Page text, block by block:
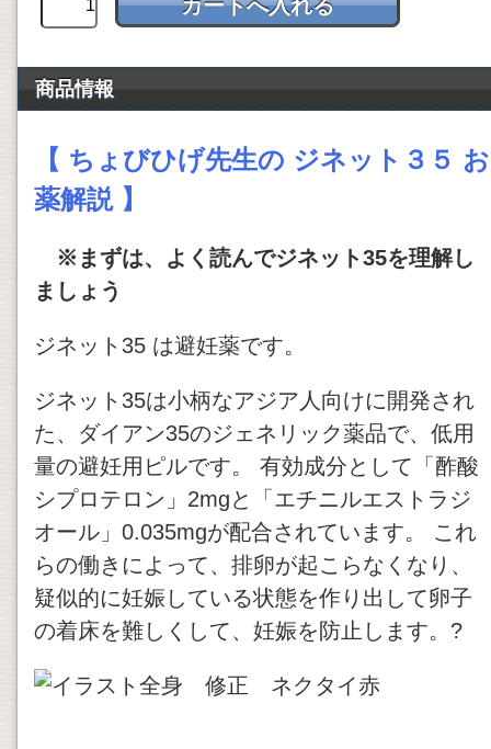
商品情報
【 ちょびひげ先生の ジネット３５ お
薬解説 】
※まずは、よく読んでジネット35を理解し
ましょう
ジネット35 は避妊薬です。
ジネット35は小柄なアジア人向けに開発され
た、ダイアン35のジェネリック薬品で、低用
量の避妊用ピルです。 有効成分として「酢酸
シプロテロン」2mgと「エチニルエストラジ
オール」0.035mgが配合されています。 これ
らの働きによって、排卵が起こらなくなり、
疑似的に妊娠している状態を作り出して卵子
の着床を難しくして、妊娠を防止します。?